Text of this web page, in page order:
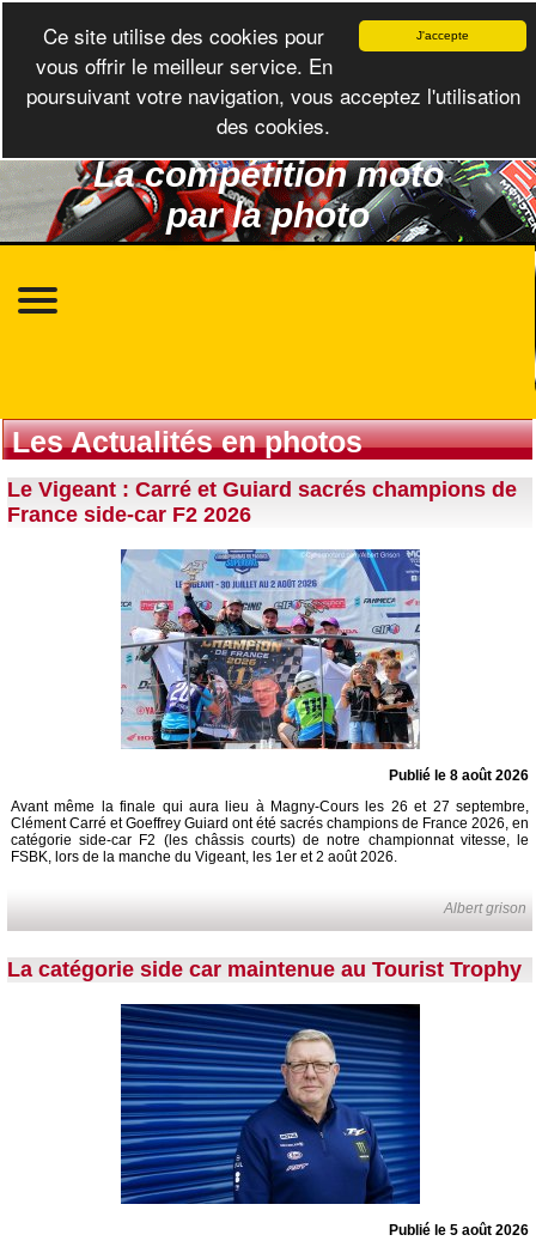
La compétition moto
par la photo
Les Actualités en photos
Le Vigeant : Carré et Guiard sacrés champions de
France side-car F2 2026
Publié le 8 août 2026
Avant même la finale qui aura lieu à Magny-Cours les 26 et 27 septembre,
Clément Carré et Goeffrey Guiard ont été sacrés champions de France 2026, en
catégorie side-car F2 (les châssis courts) de notre championnat vitesse, le
FSBK, lors de la manche du Vigeant, les 1er et 2 août 2026.
Albert grison
La catégorie side car maintenue au Tourist Trophy
Publié le 5 août 2026
J'accepte
Ce site utilise des cookies pour
vous offrir le meilleur service. En
poursuivant votre navigation, vous acceptez l'utilisation
des cookies.